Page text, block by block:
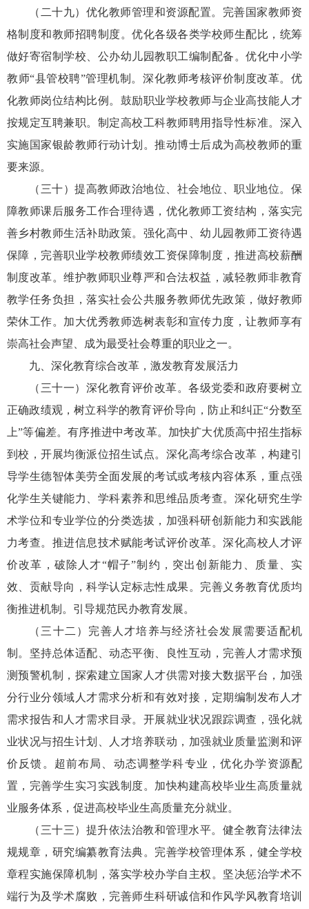
（二十九）优化教师管理和资源配置。完善国家教师资
格制度和教师招聘制度。优化各级各类学校师生配比，统筹
做好寄宿制学校、公办幼儿园教职工编制配备。优化中小学
教师“县管校聘”管理机制。深化教师考核评价制度改革。优
化教师岗位结构比例。鼓励职业学校教师与企业高技能人才
按规定互聘兼职。制定高校工科教师聘用指导性标准。深入
实施国家银龄教师行动计划。推动博士后成为高校教师的重
要来源。
（三十）提高教师政治地位、社会地位、职业地位。保
障教师课后服务工作合理待遇，优化教师工资结构，落实完
善乡村教师生活补助政策。强化高中、幼儿园教师工资待遇
保障，完善职业学校教师绩效工资保障制度，推进高校薪酬
制度改革。维护教师职业尊严和合法权益，减轻教师非教育
教学任务负担，落实社会公共服务教师优先政策，做好教师
荣休工作。加大优秀教师选树表彰和宣传力度，让教师享有
崇高社会声望、成为最受社会尊重的职业之一。
九、深化教育综合改革，激发教育发展活力
（三十一）深化教育评价改革。各级党委和政府要树立
正确政绩观，树立科学的教育评价导向，防止和纠正“分数至
上”等偏差。有序推进中考改革。加快扩大优质高中招生指标
到校，开展均衡派位招生试点。深化高考综合改革，构建引
导学生德智体美劳全面发展的考试或考核内容体系，重点强
化学生关键能力、学科素养和思维品质考查。深化研究生学
术学位和专业学位的分类选拔，加强科研创新能力和实践能
力考查。推进信息技术赋能考试评价改革。深化高校人才评
价改革，破除人才“帽子”制约，突出创新能力、质量、实
效、贡献导向，科学认定标志性成果。完善义务教育优质均
衡推进机制。引导规范民办教育发展。
（三十二）完善人才培养与经济社会发展需要适配机
制。坚持总体适配、动态平衡、良性互动，完善人才需求预
测预警机制，探索建立国家人才供需对接大数据平台，加强
分行业分领域人才需求分析和有效对接，定期编制发布人才
需求报告和人才需求目录。开展就业状况跟踪调查，强化就
业状况与招生计划、人才培养联动，加强就业质量监测和评
价反馈。超前布局、动态调整学科专业，优化办学资源配
置，完善学生实习实践制度。加快构建高校毕业生高质量就
业服务体系，促进高校毕业生高质量充分就业。
（三十三）提升依法治教和管理水平。健全教育法律法
规规章，研究编纂教育法典。完善学校管理体系，健全学校
章程实施保障机制，落实学校办学自主权。坚决惩治学术不
端行为及学术腐败，完善师生科研诚信和作风学风教育培训